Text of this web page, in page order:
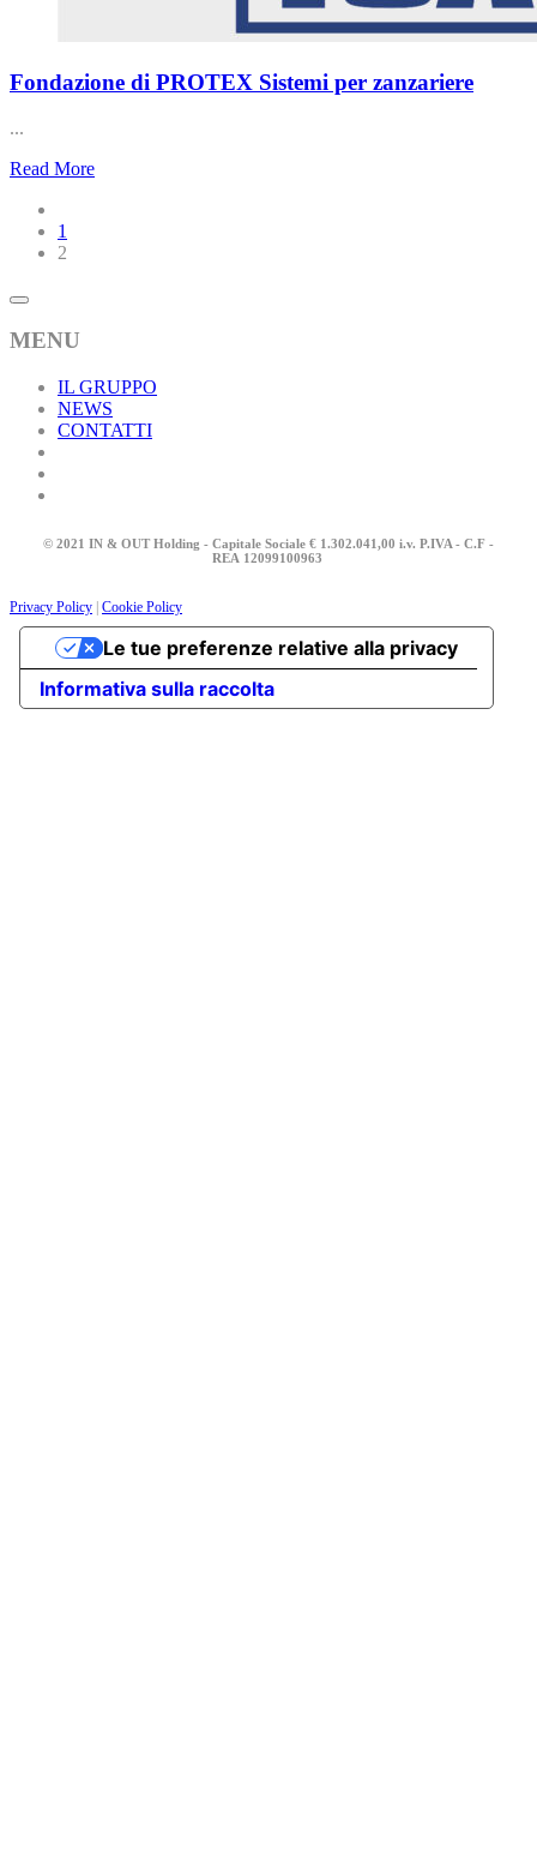
Fondazione di PROTEX Sistemi per zanzariere
...
Read More
1
2
MENU
IL GRUPPO
NEWS
CONTATTI
© 2021 IN & OUT Holding - Capitale Sociale € 1.302.041,00 i.v. P.IVA - C.F -
REA 12099100963
Privacy Policy | Cookie Policy
Informativa sulla raccolta
Le tue preferenze relative alla privacy